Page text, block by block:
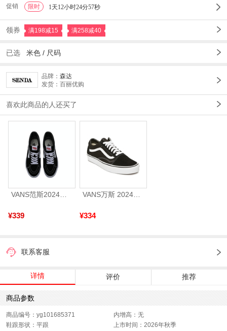
促销 限时 1天12小时24分56秒
领券 满198减15 满258减40
已选 米色 / 尺码
品牌： 森达
发货：百丽优购
喜欢此商品的人还买了
VANS范斯2024中性SK8-HiCL帆布鞋/硫化鞋VN000D5IB8C
¥339
VANS万斯 2024年新款中性OldSkool帆布鞋/硫化鞋VN000D3HY28（延续款）
¥334
联系客服
详情 评价 推荐
商品参数
商品编号：yg101685371
内增高：无
鞋跟形状：平跟
上市时间：2026年秋季